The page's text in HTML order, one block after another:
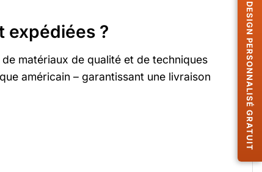
expédiées ?
matériaux de qualité et de techniques
américain – garantissant une livraison
DESIGN PERSONNALISÉ GRATUIT